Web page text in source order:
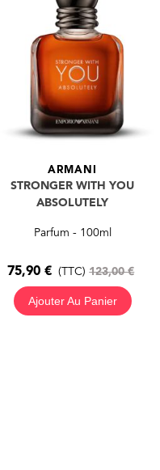
ARMANI
STRONGER WITH YOU
ABSOLUTELY
Parfum - 100ml
75,90 € (TTC) 123,00 €
Ajouter Au Panier